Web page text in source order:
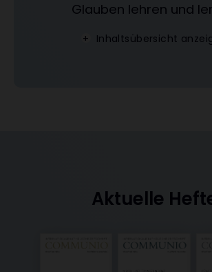
:
Glauben lehren und
Inhaltsübersicht
Aktuelle